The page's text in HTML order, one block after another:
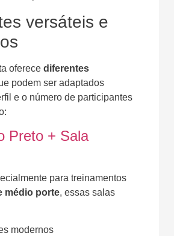
versáteis e
oferece diferentes
podem ser adaptados
e o número de participantes
Preto + Sala
para treinamentos
médio porte, essas salas
modernos